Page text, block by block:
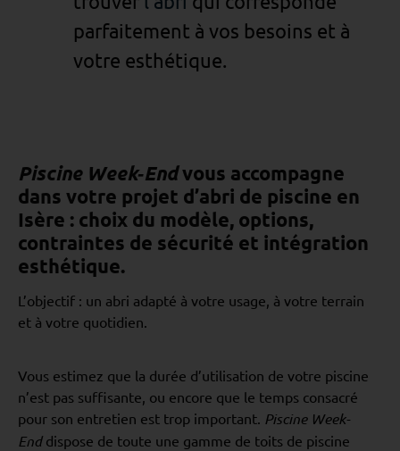
parfaitement à vos besoins et à
votre esthétique.
Piscine Week‑Endvous accompagne
dans votre projet d’abri de piscine en
Isère : choix du modèle, options,
contraintes de sécurité et intégration
esthétique.
L’objectif : un abri adapté à votre usage, à votre terrain
et à votre quotidien.
Vous estimez que la durée d’utilisation de votre piscine
n’est pas suffisante, ou encore que le temps consacré
pour son entretien est trop important. Piscine Week-
Enddispose de toute une gamme de toits de piscine